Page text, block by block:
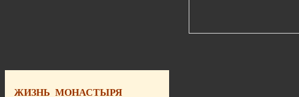
ЖИЗНЬ МОНАСТЫРЯ